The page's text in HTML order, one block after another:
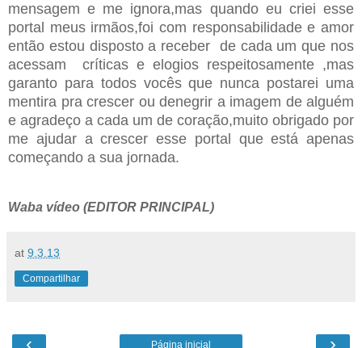
mensagem e me ignora,mas quando eu criei esse
portal meus irmãos,foi com responsabilidade e amor
então estou disposto a receber de cada um que nos
acessam críticas e elogios respeitosamente ,mas
garanto para todos vocês que nunca postarei uma
mentira pra crescer ou denegrir a imagem de alguém
e agradeço a cada um de coração,muito obrigado por
me ajudar a crescer esse portal que está apenas
começando a sua jornada.
Waba vídeo (EDITOR PRINCIPAL)
at 9.3.13
Compartilhar
Página inicial